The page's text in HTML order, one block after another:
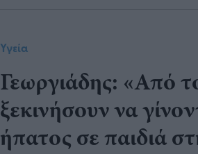
Υγεία
Γεωργιάδης: «Από
ξεκινήσουν να
ήπατος σε παιδιά